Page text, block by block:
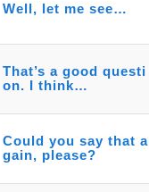
Well, let me see…
That’s a good questi
on. I think…
Could you say that a
gain, please?